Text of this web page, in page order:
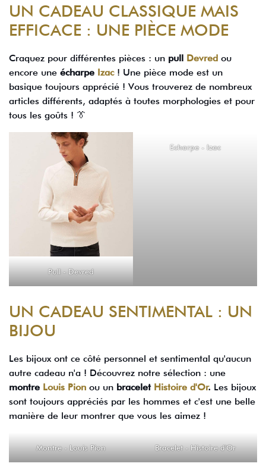
UN CADEAU CLASSIQUE MAIS
EFFICACE : UNE PIÈCE MODE
Craquez pour différentes pièces : un pull Devred ou
encore une écharpe Izac! Une pièce mode est un
basique toujours apprécié ! Vous trouverez de nombreux
articles différents, adaptés à toutes morphologies et pour
tous les goûts ! 👔
Pull - Devred
Echarpe - Izac
UN CADEAU SENTIMENTAL : UN
BIJOU
Les bijoux ont ce côté personnel et sentimental qu'aucun
autre cadeau n'a ! Découvrez notre sélection : une
montre Louis Pion ou un bracelet Histoire d'Or. Les bijoux
sont toujours appréciés par les hommes et c'est une belle
manière de leur montrer que vous les aimez !
Montre - Louis Pion Bracelet - Histoire d'Or